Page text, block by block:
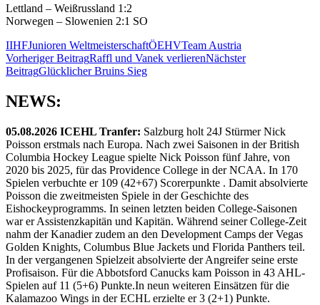
Lettland – Weißrussland 1:2
Norwegen – Slowenien 2:1 SO
IIHFJunioren WeltmeisterschaftÖEHVTeam Austria
Beitragsnavigation
Vorheriger BeitragRaffl und Vanek verlierenNächster
BeitragGlücklicher Bruins Sieg
NEWS:
05.08.2026 ICEHL Tranfer: Salzburg holt 24J Stürmer Nick
Poisson erstmals nach Europa. Nach zwei Saisonen in der British
Columbia Hockey League spielte Nick Poisson fünf Jahre, von
2020 bis 2025, für das Providence College in der NCAA. In 170
Spielen verbuchte er 109 (42+67) Scorerpunkte . Damit absolvierte
Poisson die zweitmeisten Spiele in der Geschichte des
Eishockeyprogramms. In seinen letzten beiden College-Saisonen
war er Assistenzkapitän und Kapitän. Während seiner College-Zeit
nahm der Kanadier zudem an den Development Camps der Vegas
Golden Knights, Columbus Blue Jackets und Florida Panthers teil.
In der vergangenen Spielzeit absolvierte der Angreifer seine erste
Profisaison. Für die Abbotsford Canucks kam Poisson in 43 AHL-
Spielen auf 11 (5+6) Punkte.In neun weiteren Einsätzen für die
Kalamazoo Wings in der ECHL erzielte er 3 (2+1) Punkte.